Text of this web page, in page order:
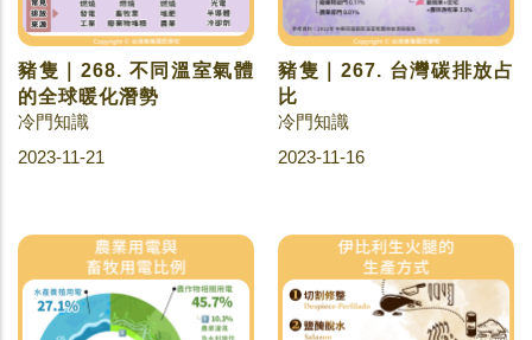
豬隻｜268. 不同溫室氣體
的全球暖化潛勢
冷門知識
2023-11-21
豬隻｜267. 台灣碳排放占
比
冷門知識
2023-11-16